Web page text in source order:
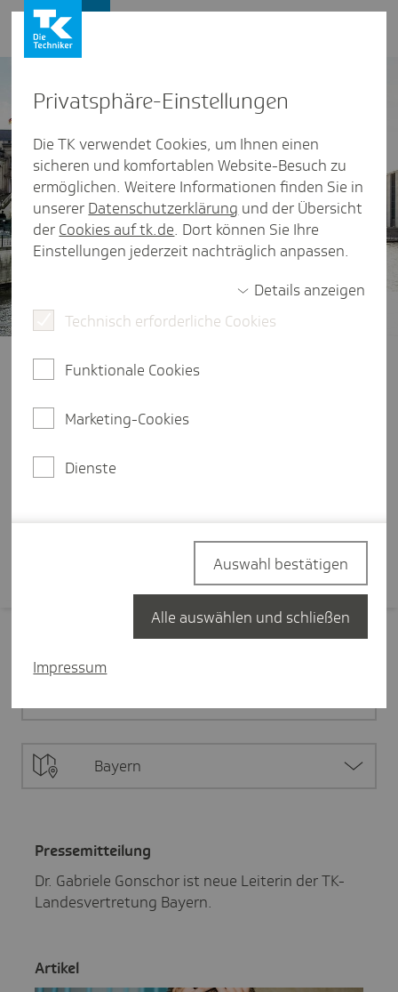
Krankenversicherung, der Zugang
die digitale Transformation: Die
Gesundheitspolitik sind groß.
Gesundheitspolitik im Fokus
Bayern
Pres­se­mit­tei­lung
Dr. Gabriele Gonschor ist neue Leiterin der TK-
Landesvertretung Bayern.
Artikel
Privat­sphäre-Einstel­lungen
Die TK verwendet Cookies, um Ihnen einen
sicheren und komfortablen Website-Besuch zu
ermöglichen. Weitere Informationen finden Sie in
unserer Datenschutzerklärung und der Übersicht
der Cookies auf tk.de. Dort können Sie Ihre
Einstellungen jederzeit nachträglich anpassen.
Details anzeigen
Technisch erforderliche Cookies
Funktionale Cookies
Marketing-Cookies
Dienste
Impressum
Auswahl bestätigen
Alle auswählen und schließen